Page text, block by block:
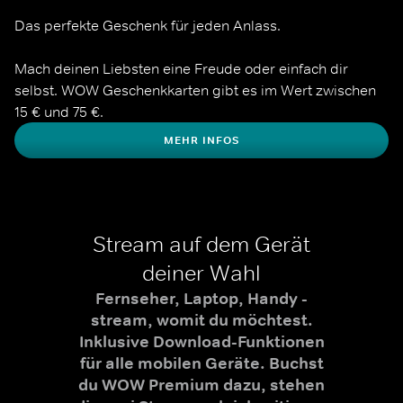
Das perfekte Geschenk für jeden Anlass.
Mach deinen Liebsten eine Freude oder einfach dir
selbst. WOW Geschenkkarten gibt es im Wert zwischen
MEHR INFOS
Stream auf dem Gerät
deiner Wahl
Fernseher, Laptop, Handy -
stream, womit du möchtest.
Inklusive Download-Funktionen
für alle mobilen Geräte. Buchst
du WOW Premium dazu, stehen